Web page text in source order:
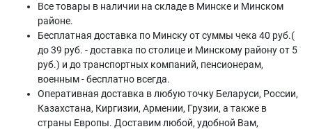
Все товары в наличии на складе в Минскe и Минском
районе.
Бесплатная доставка по Минску от суммы чека 40 руб.(
до 39 руб. - доставка по столице и Минскому району от 5
руб.) и до транспортных компаний, пенсионерам,
военным - бесплатно всегда.
Оперативная доставка в любую точку Беларуси, России,
Казахстана, Киргизии, Армении, Грузии, а также в
страны Европы. Доставим любой, удобной Вам,